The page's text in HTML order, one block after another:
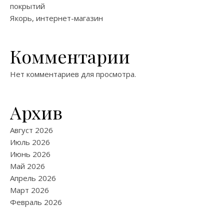
покрытий
Якорь, интернет-магазин
Комментарии
Нет комментариев для просмотра.
Архив
Август 2026
Июль 2026
Июнь 2026
Май 2026
Апрель 2026
Март 2026
Февраль 2026